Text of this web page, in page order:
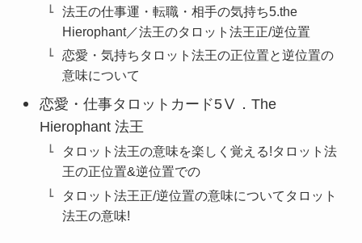
法王の仕事運・転職・相手の気持ち5.the
Hierophant／法王のタロット法王正/逆位置
恋愛・気持ちタロット法王の正位置と逆位置の
意味について
恋愛・仕事タロットカード5Ⅴ．The
Hierophant 法王
タロット法王の意味を楽しく覚える!タロット法
王の正位置&逆位置での
タロット法王正/逆位置の意味についてタロット
法王の意味!